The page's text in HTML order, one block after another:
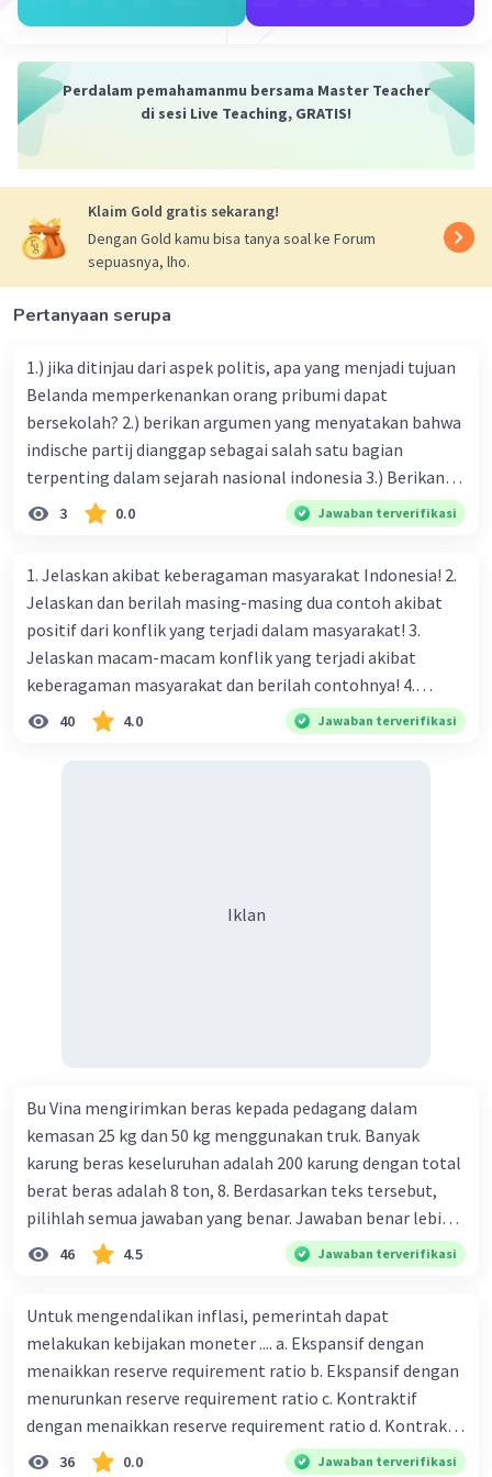
Perdalam pemahamanmu bersama Master Teacher
di sesi Live Teaching, GRATIS!
Klaim Gold gratis sekarang!
Dengan Gold kamu bisa tanya soal ke Forum
sepuasnya, lho.
Pertanyaan serupa
1.) jika ditinjau dari aspek politis, apa yang menjadi tujuan
Belanda memperkenankan orang pribumi dapat
bersekolah? 2.) berikan argumen yang menyatakan bahwa
indische partij dianggap sebagai salah satu bagian
terpenting dalam sejarah nasional indonesia 3.) Berikan
argumen yang menyatakan bahwa Perhimpunan
Indonesia dianggap sebagai salah satu bagian terpenting
dengan masa radikal dalam pergerakan nasional
Indonesia? Lalu bagaimana reaksi pemerintah kolonial
menghadapinya! -masa radikal itu adalah
3 0.0 Jawaban terverifikasi
1. Jelaskan akibat keberagaman masyarakat Indonesia! 2.
Jelaskan dan berilah masing-masing dua contoh akibat
positif dari konflik yang terjadi dalam masyarakat! 3.
Jelaskan macam-macam konflik yang terjadi akibat
keberagaman masyarakat dan berilah contohnya! 4.
Mengapa dalam masyarakat yang memiliki keberagaman
40 4.0 Jawaban terverifikasi
Iklan
Bu Vina mengirimkan beras kepada pedagang dalam
kemasan 25 kg dan 50 kg menggunakan truk. Banyak
karung beras keseluruhan adalah 200 karung dengan total
berat beras adalah 8 ton, 8. Berdasarkan teks tersebut,
pilihlah semua jawaban yang benar. Jawaban benar lebih
dari satu. Banyak karung beras kemasan 25 kg adalah 50
buah. Banyak karung beras kemasan 50 kg adalah 150
ton. Perbandingan berat beras kemasan 25 kg dan 50 kg
dalam truk adalah 1: 3. 9. Berdasarkan teks tersebut, jika
biaya setiap beras karung kecil adalah Rp7.500 dan karung
besar Rp14.000, berapakah biaya angkut semua beras yang
harus dibayar oleh Bu Vina? A. Rp2.540.000 C. Rp2.312.000 B.
Rp2.475.000 D. Rp2.280.000
46 4.5 Jawaban terverifikasi
Untuk mengendalikan inflasi, pemerintah dapat
melakukan kebijakan moneter .... a. Ekspansif dengan
menaikkan reserve requirement ratio b. Ekspansif dengan
menurunkan reserve requirement ratio c. Kontraktif
dengan menaikkan reserve requirement ratio d. Kontraktif
dengan menurunkan reserve requirement ratio e.
36 0.0 Jawaban terverifikasi